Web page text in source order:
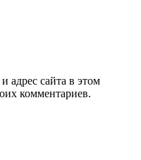
адрес сайта в этом
комментариев.